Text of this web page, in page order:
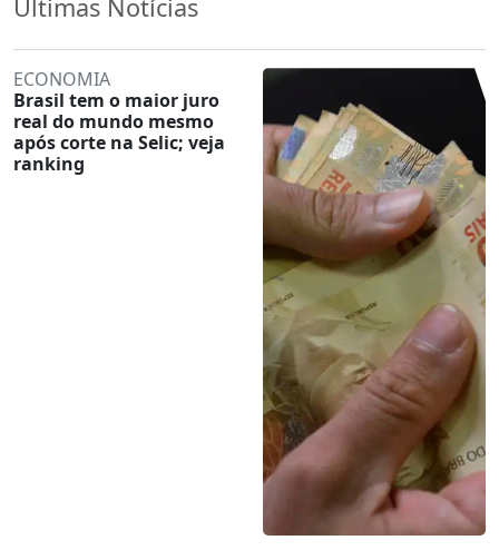
Últimas Notícias
ECONOMIA
Brasil tem o maior juro
real do mundo mesmo
após corte na Selic; veja
ranking